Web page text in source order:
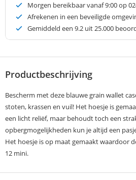
Morgen bereikbaar vanaf 9:00 op
Afrekenen in een beveiligde
Gemiddeld een 9.2 uit 25.000
Productbeschrijving
Bescherm met deze blauwe grain wallet
stoten, krassen en vuil! Het hoesje is
een licht reliëf, maar behoudt toch een
opbergmogelijkheden kun je altijd een
Het hoesje is op maat gemaakt waardoor
12 mini.